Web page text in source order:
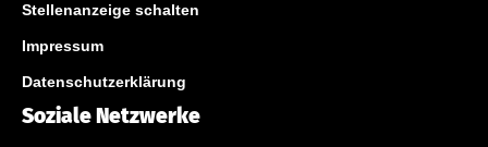
Stellenanzeige schalten
Impressum
Datenschutzerklärung
Soziale Netzwerke